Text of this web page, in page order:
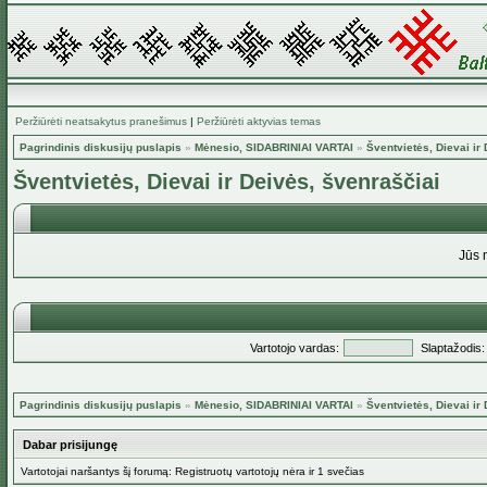
Peržiūrėti neatsakytus pranešimus | Peržiūrėti aktyvias temas
Pagrindinis diskusijų puslapis » Mėnesio, SIDABRINIAI VARTAI » Šventvietės, Dievai ir
Šventvietės, Dievai ir Deivės, švenraščiai
Jūs
Vartotojo vardas: Slaptažodis:
Pagrindinis diskusijų puslapis » Mėnesio, SIDABRINIAI VARTAI » Šventvietės, Dievai ir
Dabar prisijungę
Vartotojai naršantys šį forumą: Registruotų vartotojų nėra ir 1 svečias